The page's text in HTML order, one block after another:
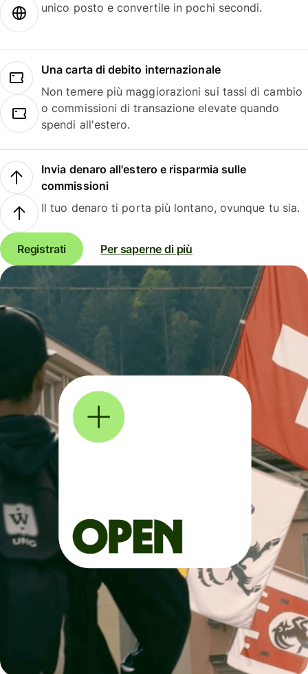
unico posto e convertile in pochi secondi.
Una carta di debito internazionale
Non temere più maggiorazioni sui tassi di cambio
o commissioni di transazione elevate quando
spendi all'estero.
Invia denaro all'estero e risparmia sulle
commissioni
Il tuo denaro ti porta più lontano, ovunque tu sia.
Registrati Per saperne di più